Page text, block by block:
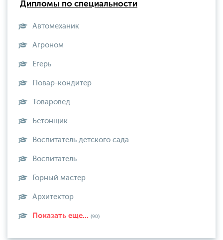
Дипломы по специальности
Автомеханик
Агроном
Егерь
Повар-кондитер
Товаровед
Бетонщик
Воспитатель детского сада
Воспитатель
Горный мастер
Архитектор
Показать еще... (90)